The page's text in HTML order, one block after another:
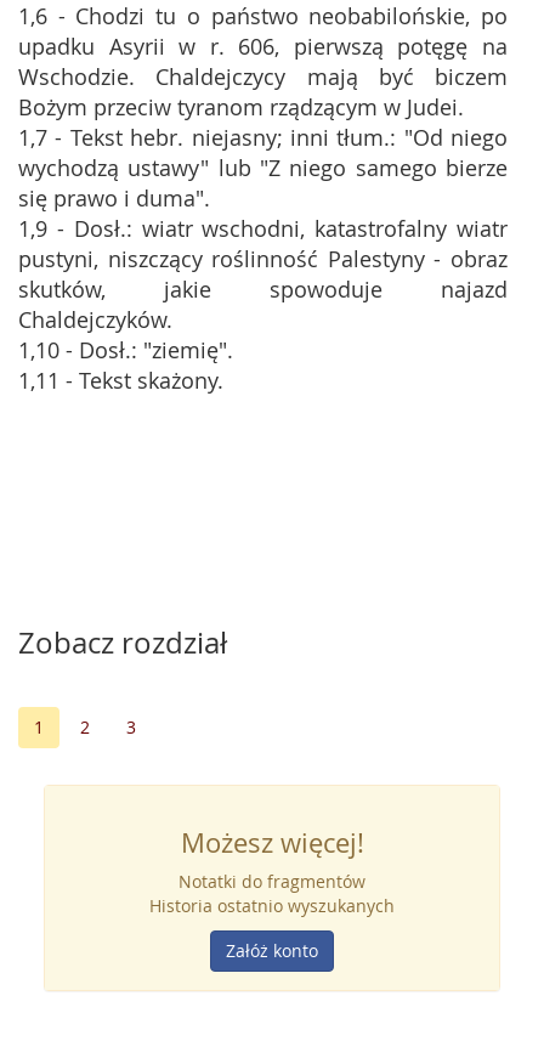
1,6 - Chodzi tu o państwo neobabilońskie, po
upadku Asyrii w r. 606, pierwszą potęgę na
Wschodzie. Chaldejczycy mają być biczem
Bożym przeciw tyranom rządzącym w Judei.
1,7 - Tekst hebr. niejasny; inni tłum.: "Od niego
wychodzą ustawy" lub "Z niego samego bierze
się prawo i duma".
1,9 - Dosł.: wiatr wschodni, katastrofalny wiatr
pustyni, niszczący roślinność Palestyny - obraz
skutków, jakie spowoduje najazd
Chaldejczyków.
1,10 - Dosł.: "ziemię".
1,11 - Tekst skażony.
Zobacz rozdział
1 2 3
Możesz więcej!
Notatki do fragmentów
Historia ostatnio wyszukanych
Załóż konto